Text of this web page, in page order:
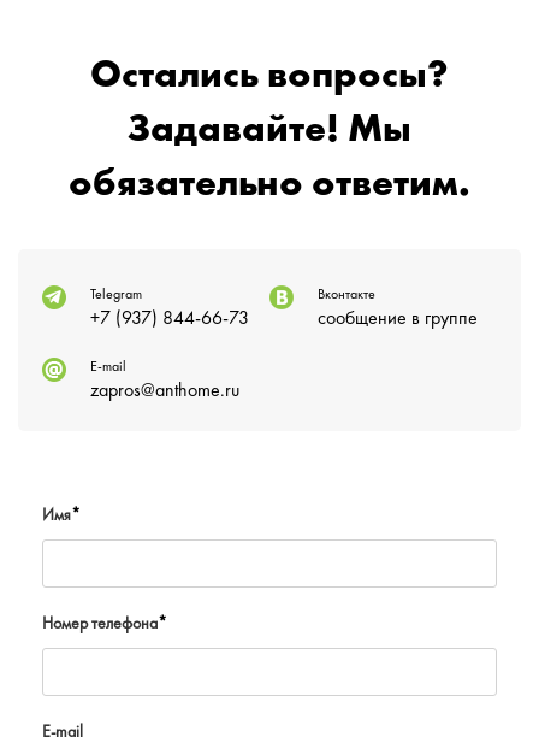
Остались вопросы?
Задавайте! Мы
обязательно ответим.
Telegram
+7 (937) 844-66-73
Вконтакте
сообщение в группе
E-mail
zapros@anthome.ru
Имя*
Номер телефона*
E-mail